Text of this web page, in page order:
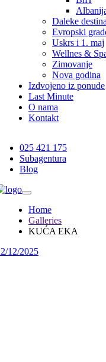
Daleke
Evropski
Uskrs i 1. maj
Wellnes &
Zimovanje
Nova godina
Izdvojeno iz ponude
Last Minute
O nama
Kontakt
025 421 175
Subagentura
Blog
Home
Galleries
KUĆA EKA
12/2025